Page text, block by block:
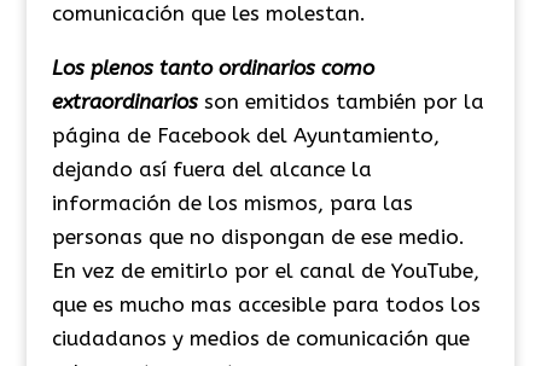
comunicación que les molestan.
Los plenos tanto ordinarios como
extraordinariosson emitidos también por la
página de Facebook del Ayuntamiento,
dejando así fuera del alcance la
información de los mismos, para las
personas que no dispongan de ese medio.
En vez de emitirlo por el canal de YouTube,
que es mucho mas accesible para todos los
ciudadanos y medios de comunicación que